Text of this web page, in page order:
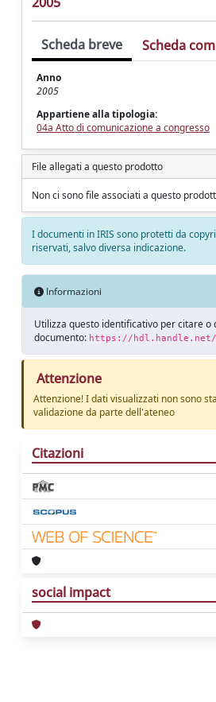
Scheda breve Scheda
Anno
2005
Appartiene alla tipologia:
04a Atto di comunicazione a congresso
File allegati a questo prodotto
Non ci sono file associati a questo
I documenti in IRIS sono protetti da
riservati, salvo diversa indicazione.
Informazioni
Utilizza questo identificativo per citare o
documento: https://hdl.handle.net/
Attenzione
Attenzione! I dati visualizzati non sono
validazione da parte dell'ateneo
Citazioni
social impact